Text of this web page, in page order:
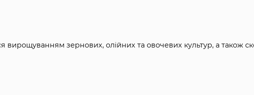
вирощуванням зернових, олійних та овочевих культур, а також